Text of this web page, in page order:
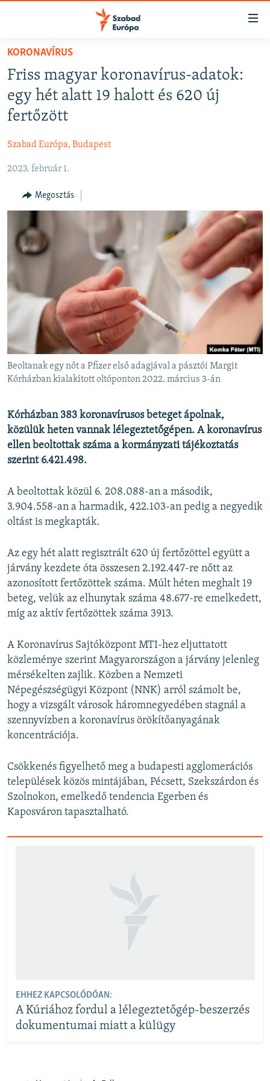
Akadálymentes
Ugrás
fő
oldalra
Ugrás
tartalomjegyzékre
AKTUÁLIS
PODCASTOK
ELEMZŐ
NER15
SZABADON
DEMOKRÁCIA
A PÉNZ NYOMÁBAN
EURÓPAI UNIÓ
VILÁG
KLÍMAVÁLTOZÁS
A MÚLT TANULSÁGAI
KÖVESSEN MINKET!
Valamennyi RFE/RL weboldal
KORONAVÍRUS
Friss magyar koronavírus-adatok:
egy hét alatt 19 halott és 620 új
fertőzött
Szabad Európa, Budapest
2023. február 1.
Megosztás
Beoltanak egy nőt a Pfizer első adagjával a pásztói Margit
Kórházban kialakított oltóponton 2022. március 3-án
Kórházban 383 koronavírusos beteget ápolnak,
közülük heten vannak lélegeztetőgépen. A koronavírus
ellen beoltottak száma a kormányzati tájékoztatás
szerint 6.421.498.
A beoltottak közül 6. 208.088-an a második,
3.904.558-an a harmadik, 422.103-an pedig a negyedik
oltást is megkapták.
​Az egy hét alatt regisztrált 620 új fertőzöttel együtt a
járvány kezdete óta összesen 2.192.447-re nőtt az
azonosított fertőzöttek száma. Múlt héten meghalt 19
beteg, velük az elhunytak száma 48.677-re emelkedett,
míg az aktív fertőzöttek száma 3913.
A Koronavírus Sajtóközpont MTI-hez eljuttatott
közleménye szerint Magyarországon a járvány jelenleg
mérsékelten zajlik. Közben a Nemzeti
Népegészségügyi Központ (NNK) arról számolt be,
hogy a vizsgált városok háromnegyedé​ben stagnál a
szennyvízben a koronavírus örökítőanyagának
koncentrációja.
Csökkenés figyelhető meg a budapesti agglomerációs
települések közös mintájában, Pécsett, Szekszárdon és
Szolnokon, emelkedő tendencia Egerben és
Kaposváron tapasztalható.
EHHEZ KAPCSOLÓDÓAN:
A Kúriához fordul a lélegeztetőgép-beszerzés
dokumentumai miatt a külügy
Spotify